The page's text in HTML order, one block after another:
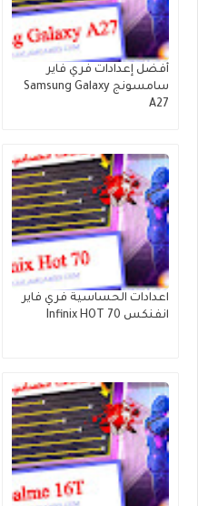
أفضل إعدادات فري فاير
سامسونج Samsung Galaxy
A27
اعدادات الحساسية فري فاير
انفنكس Infinix HOT 70